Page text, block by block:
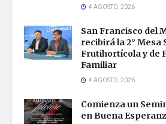
4 AGOSTO, 2026
San Francisco del
recibirá la 2° Mesa
Frutihortícola y de
Familiar
4 AGOSTO, 2026
Comienza un
en Buena